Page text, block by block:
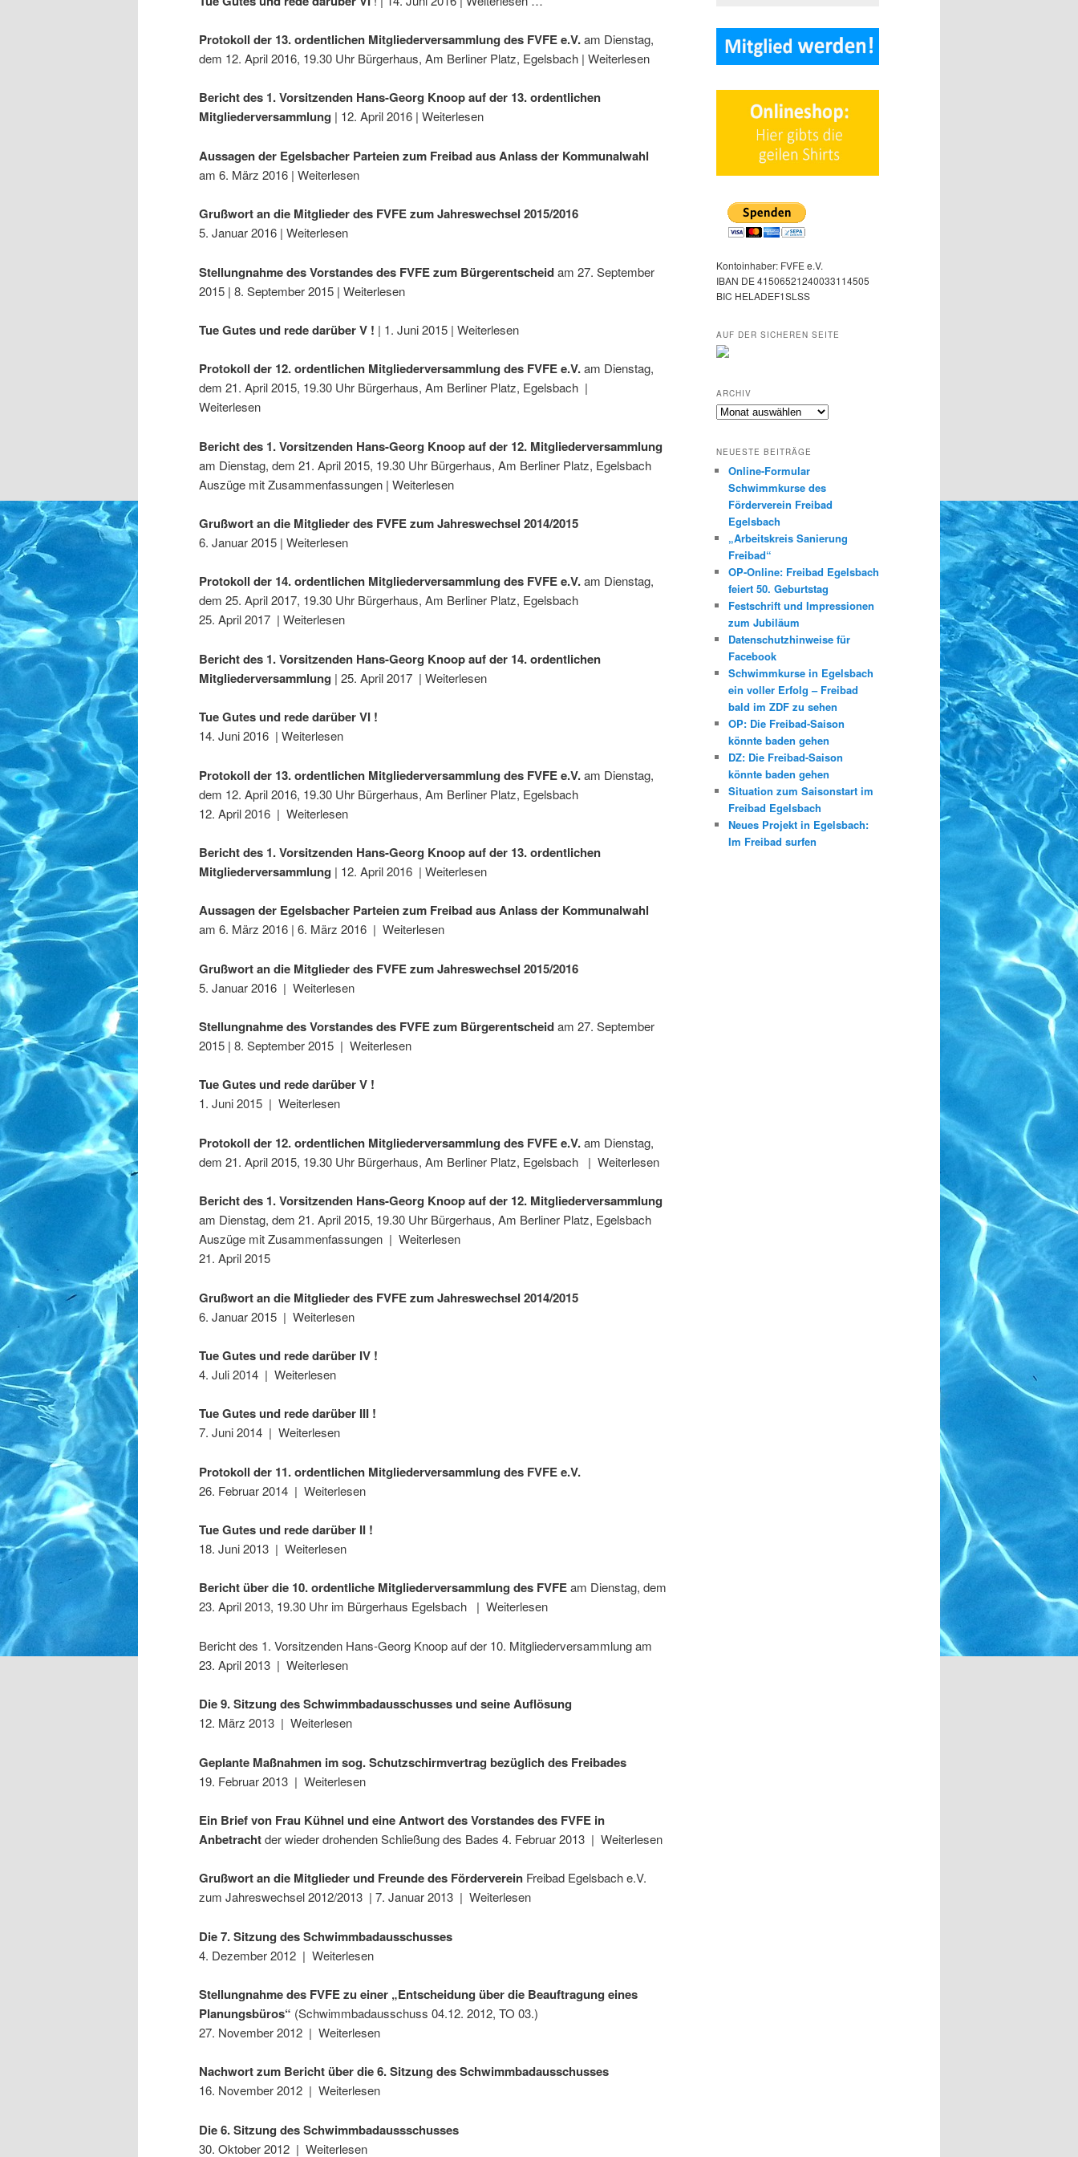
Protokoll der 13. ordentlichen Mitgliederversammlung des FVFE e.V.am Dienstag,
dem 12. April 2016, 19.30 Uhr Bürgerhaus, Am Berliner Platz, Egelsbach | Weiterlesen
Bericht des 1. Vorsitzenden Hans-Georg Knoop auf der 13. ordentlichen
Mitgliederversammlung | 12. April 2016 | Weiterlesen
Aussagen der Egelsbacher Parteien zum Freibad aus Anlass der Kommunalwahl
am 6. März 2016 | Weiterlesen
Grußwort an die Mitglieder des FVFE zum Jahreswechsel 2015/2016
5. Januar 2016 | Weiterlesen
Stellungnahme des Vorstandes des FVFE zum Bürgerentscheidam 27. September
2015 | 8. September 2015 | Weiterlesen
Tue Gutes und rede darüber V ! | 1. Juni 2015 | Weiterlesen
Protokoll der 12. ordentlichen Mitgliederversammlung des FVFE e.V.am Dienstag,
dem 21. April 2015, 19.30 Uhr Bürgerhaus, Am Berliner Platz, Egelsbach |
Weiterlesen
Bericht des 1. Vorsitzenden Hans-Georg Knoop auf der 12. Mitgliederversammlung
am Dienstag, dem 21. April 2015, 19.30 Uhr Bürgerhaus, Am Berliner Platz, Egelsbach
Auszüge mit Zusammenfassungen | Weiterlesen
Grußwort an die Mitglieder des FVFE zum Jahreswechsel 2014/2015
6. Januar 2015 | Weiterlesen
Protokoll der 14. ordentlichen Mitgliederversammlung des FVFE e.V.am Dienstag,
dem 25. April 2017, 19.30 Uhr Bürgerhaus, Am Berliner Platz, Egelsbach
25. April 2017 | Weiterlesen
Bericht des 1. Vorsitzenden Hans-Georg Knoop auf der 14. ordentlichen
Mitgliederversammlung | 25. April 2017 | Weiterlesen
Tue Gutes und rede darüber VI !
14. Juni 2016 | Weiterlesen
Protokoll der 13. ordentlichen Mitgliederversammlung des FVFE e.V.am Dienstag,
dem 12. April 2016, 19.30 Uhr Bürgerhaus, Am Berliner Platz, Egelsbach
12. April 2016 | Weiterlesen
Bericht des 1. Vorsitzenden Hans-Georg Knoop auf der 13. ordentlichen
Mitgliederversammlung | 12. April 2016 | Weiterlesen
Aussagen der Egelsbacher Parteien zum Freibad aus Anlass der Kommunalwahl
am 6. März 2016 | 6. März 2016 | Weiterlesen
Grußwort an die Mitglieder des FVFE zum Jahreswechsel 2015/2016
5. Januar 2016 | Weiterlesen
Stellungnahme des Vorstandes des FVFE zum Bürgerentscheidam 27. September
2015 | 8. September 2015 | Weiterlesen
Tue Gutes und rede darüber V !
1. Juni 2015 | Weiterlesen
Protokoll der 12. ordentlichen Mitgliederversammlung des FVFE e.V.am Dienstag,
dem 21. April 2015, 19.30 Uhr Bürgerhaus, Am Berliner Platz, Egelsbach | Weiterlesen
Bericht des 1. Vorsitzenden Hans-Georg Knoop auf der 12. Mitgliederversammlung
am Dienstag, dem 21. April 2015, 19.30 Uhr Bürgerhaus, Am Berliner Platz, Egelsbach
Auszüge mit Zusammenfassungen | Weiterlesen
21. April 2015
Grußwort an die Mitglieder des FVFE zum Jahreswechsel 2014/2015
6. Januar 2015 | Weiterlesen
Tue Gutes und rede darüber IV !
4. Juli 2014 | Weiterlesen
Tue Gutes und rede darüber III !
7. Juni 2014 | Weiterlesen
Protokoll der 11. ordentlichen Mitgliederversammlung des FVFE e.V.
26. Februar 2014 | Weiterlesen
Tue Gutes und rede darüber II !
18. Juni 2013 | Weiterlesen
Bericht über die 10. ordentliche Mitgliederversammlung des FVFEam Dienstag, dem
23. April 2013, 19.30 Uhr im Bürgerhaus Egelsbach | Weiterlesen
Bericht des 1. Vorsitzenden Hans-Georg Knoop auf der 10. Mitgliederversammlung am
23. April 2013 | Weiterlesen
Die 9. Sitzung des Schwimmbadausschusses und seine Auflösung
12. März 2013 | Weiterlesen
Geplante Maßnahmen im sog. Schutzschirmvertrag bezüglich des Freibades
19. Februar 2013 | Weiterlesen
Ein Brief von Frau Kühnel und eine Antwort des Vorstandes des FVFE in
Anbetrachtder wieder drohenden Schließung des Bades 4. Februar 2013 | Weiterlesen
Grußwort an die Mitglieder und Freunde des Förderverein Freibad Egelsbach e.V.
zum Jahreswechsel 2012/2013 | 7. Januar 2013 | Weiterlesen
Die 7. Sitzung des Schwimmbadausschusses
4. Dezember 2012 | Weiterlesen
Stellungnahme des FVFE zu einer „Entscheidung über die Beauftragung eines
Planungsbüros“ (Schwimmbadausschuss 04.12. 2012, TO 03.)
27. November 2012 | Weiterlesen
Nachwort zum Bericht über die 6. Sitzung des Schwimmbadausschusses
16. November 2012 | Weiterlesen
Die 6. Sitzung des Schwimmbadaussschusses
30. Oktober 2012 | Weiterlesen
Kontoinhaber: FVFE e.V.
IBAN DE 41506521240033114505
BIC HELADEF1SLSS
AUF DER SICHEREN SEITE
ARCHIV
Archiv
NEUESTE BEITRÄGE
Online-Formular
Schwimmkurse des
Förderverein Freibad
Egelsbach
„Arbeitskreis Sanierung
Freibad“
OP-Online: Freibad Egelsbach
feiert 50. Geburtstag
Festschrift und Impressionen
zum Jubiläum
Datenschutzhinweise für
Facebook
Schwimmkurse in Egelsbach
ein voller Erfolg – Freibad
bald im ZDF zu sehen
OP: Die Freibad-Saison
könnte baden gehen
DZ: Die Freibad-Saison
könnte baden gehen
Situation zum Saisonstart im
Freibad Egelsbach
Neues Projekt in Egelsbach:
Im Freibad surfen